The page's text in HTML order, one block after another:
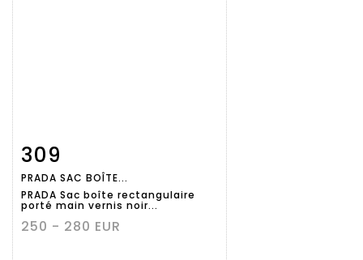
Fiche
détaillée
309
PRADA SAC BOÎTE...
PRADA Sac boîte rectangulaire
porté main vernis noir...
250 - 280 EUR